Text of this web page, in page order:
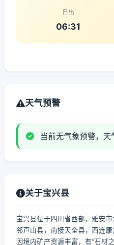
日出
06:31
天气预警
当前无气象预警，天
关于宝兴县
宝兴县位于四川省西部，雅安
邻芦山县，南接天全县，西连康
因境内矿产资源丰富，有“石材